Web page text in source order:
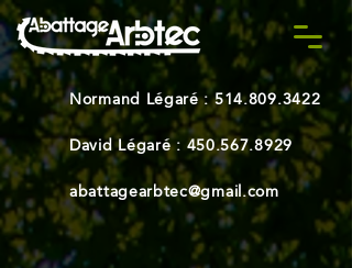
Normand Légaré :514.809.3422
David Légaré : 450.567.8929
abattagearbtec@gmail.com